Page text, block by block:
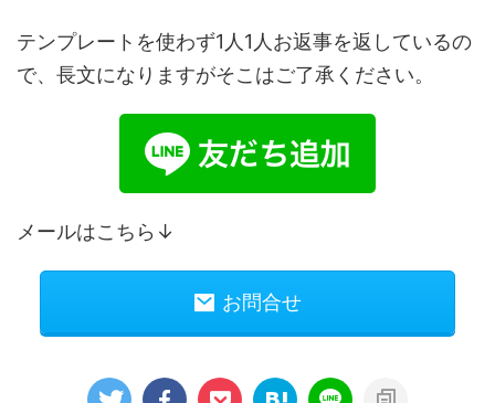
テンプレートを使わず1人1人お返事を返しているの
で、長文になりますがそこはご了承ください。
メールはこちら↓
お問合せ